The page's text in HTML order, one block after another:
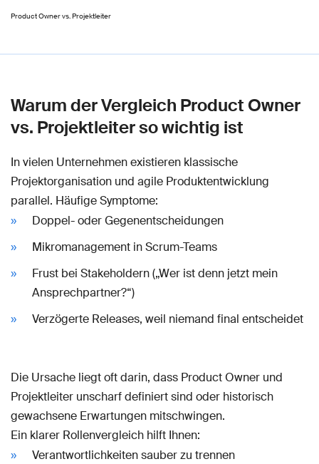
Product Owner vs. Projektleiter
Warum der Vergleich Product Owner
vs. Projektleiter so wichtig ist
In vielen Unternehmen existieren klassische
Projektorganisation und agile Produktentwicklung
parallel. Häufige Symptome:
Doppel- oder Gegenentscheidungen
Mikromanagement in Scrum-Teams
Frust bei Stakeholdern („Wer ist denn jetzt mein
Ansprechpartner?“)
Verzögerte Releases, weil niemand final entscheidet
Die Ursache liegt oft darin, dass Product Owner und
Projektleiter unscharf definiert sind oder historisch
gewachsene Erwartungen mitschwingen.
Ein klarer Rollenvergleich hilft Ihnen:
Verantwortlichkeiten sauber zu trennen